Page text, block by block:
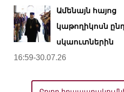
Ամենայն հայոց
կաթողիկոսն
սկաուտներին
16:59-30.07.26